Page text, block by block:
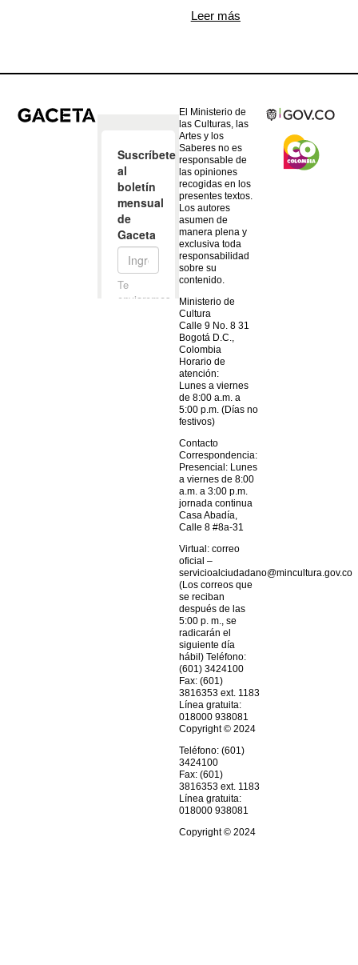
Leer más
El Ministerio de
las Culturas, las
Artes y los
Saberes no es
responsable de
las opiniones
recogidas en los
presentes textos.
Los autores
asumen de
manera plena y
exclusiva toda
responsabilidad
sobre su
contenido.
Ministerio de
Cultura
Calle 9 No. 8 31
Bogotá D.C.,
Colombia
Horario de
atención:
Lunes a viernes
de 8:00 a.m. a
5:00 p.m. (Días no
festivos)
Contacto
Correspondencia:
Presencial: Lunes
a viernes de 8:00
a.m. a 3:00 p.m.
jornada continua
Casa Abadía,
Calle 8 #8a-31
Virtual: correo
oficial –
servicioalciudadano@mincultura.gov.co
(Los correos que
se reciban
después de las
5:00 p. m., se
radicarán el
siguiente día
hábil) Teléfono:
(601) 3424100
Fax: (601)
3816353 ext. 1183
Línea gratuita:
018000 938081
Copyright © 2024
Teléfono: (601)
3424100
Fax: (601)
3816353 ext. 1183
Línea gratuita:
018000 938081
Copyright © 2024